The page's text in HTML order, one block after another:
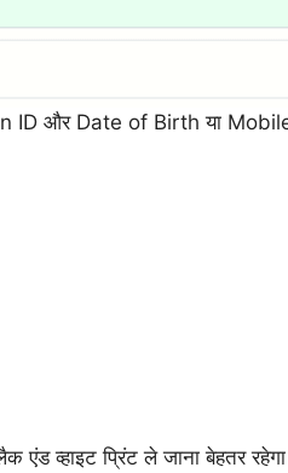
ID और Date of Birth या
व्हाइट प्रिंट ले जाना बेहतर